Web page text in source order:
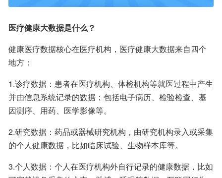
医疗健康大数据是什么？
健康医疗数据核心在医疗机构，医疗健康大数据来自四个
地方：
1.诊疗数据：患者在医疗机构、体检机构等就医过程中产生
并由信息系统记录的数据；包括电子病历、检验检查、基
因测序、用药、医学影像等。
2.研究数据：药品或器械研究机构，由研究机构录入或采集
的个人健康数据，比如临床试验、生物样本库等。
3.个人数据：个人在医疗机构外自行记录的健康数据，比如